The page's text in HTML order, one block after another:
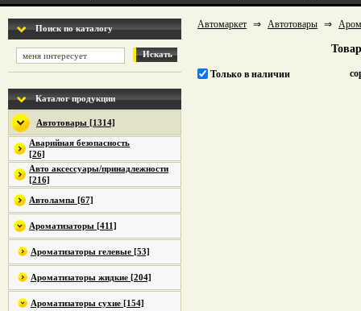
Поиск по каталогу
Искать
Каталог продукции
Автотовары [1314]
Аварийная безопасность
[26]
Авто аксессуары/принадлежности
[216]
Автолампа [67]
Ароматизаторы [411]
Ароматизаторы гелевые [53]
Ароматизаторы жидкие [204]
Ароматизаторы сухие [154]
Автомаркет ⇒ Автотовары ⇒
Только в наличии